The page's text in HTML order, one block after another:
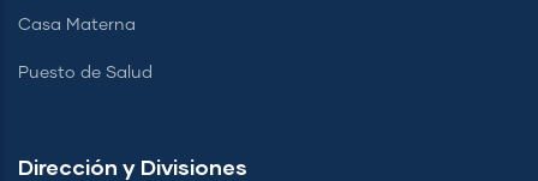
Casa Materna
Puesto de Salud
Dirección y Divisiones